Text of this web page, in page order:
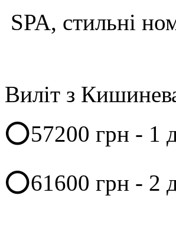
SPA, стильні
Виліт з
⭕️57200 грн - 1
⭕️61600 грн - 2